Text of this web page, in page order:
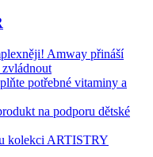
Amway přináší
potřebné vitaminy a
na podporu dětské
kolekci ARTISTRY